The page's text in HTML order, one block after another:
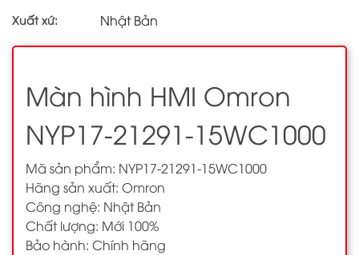
Xuất xứ: Nhật Bản
Màn hình HMI Omron
NYP17-21291-15WC1000
Mã sản phẩm: NYP17-21291-15WC1000
Hãng sản xuất: Omron
Công nghệ: Nhật Bản
Chất lượng: Mới 100%
Bảo hành: Chính hãng